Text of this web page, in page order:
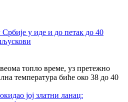
топло време, уз претежно
температура биће око 38 до 40